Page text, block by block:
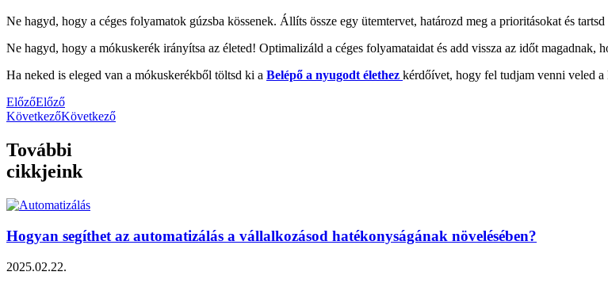
Ne hagyd, hogy a céges folyamatok gúzsba kössenek. Állíts össze egy ütemtervet, határozd meg a prioritásokat és tartsd
Ne hagyd, hogy a mókuskerék irányítsa az életed! Optimalizáld a céges folyamataidat és add vissza az időt magadnak,
Ha neked is eleged van a mókuskerékből töltsd ki a Belépő a nyugodt élethez kérdőívet, hogy fel tudjam venni veled a
ElőzőElőző
KövetkezőKövetkező
További
cikkjeink
Hogyan segíthet az automatizálás a vállalkozásod hatékonyságának növelésében?
2025.02.22.